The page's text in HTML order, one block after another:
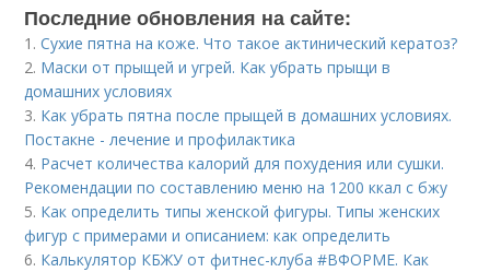
Последние обновления на сайте:
1.Сухие пятна на коже. Что такое актинический кератоз?
2. Маски от прыщей и угрей. Как убрать прыщи в
домашних условиях
3. Как убрать пятна после прыщей в домашних условиях.
Постакне - лечение и профилактика
4. Расчет количества калорий для похудения или сушки.
Рекомендации по составлению меню на 1200 ккал с бжу
5. Как определить типы женской фигуры. Типы женских
фигур с примерами и описанием: как определить
6. Калькулятор КБЖУ от фитнес-клуба #ВФОРМЕ. Как